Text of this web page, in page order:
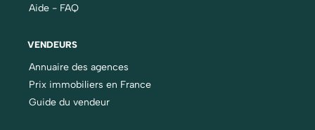
Aide - FAQ
VENDEURS
Annuaire des agences
Prix immobiliers en France
Guide du vendeur